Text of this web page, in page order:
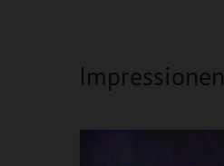
Impressionen